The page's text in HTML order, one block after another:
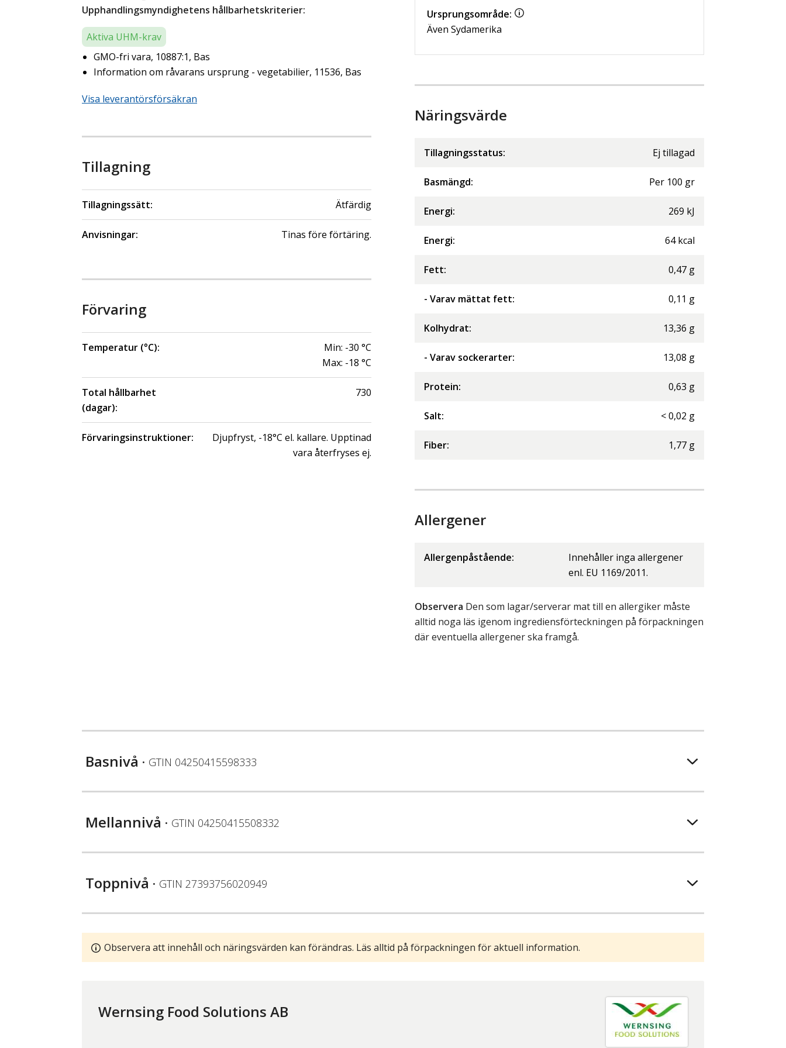
Upphandlingsmyndighetens hållbarhetskriterier:
Aktiva UHM-krav
GMO-fri vara, 10887:1, Bas
Information om råvarans ursprung - vegetabilier, 11536, Bas
Visa leverantörsförsäkran
Tillagning
Tillagningssätt: Ätfärdig
Anvisningar: Tinas före förtäring.
Förvaring
Temperatur (°C): Min: -30 °C
Max: -18 °C
Total hållbarhet
(dagar):
730
Förvaringsinstruktioner:
Djupfryst, -18°C el. kallare. Upptinad
vara återfryses ej.
Ursprungsområde:
Även Sydamerika
Näringsvärde
Tillagningsstatus: Ej tillagad
Basmängd: Per 100 gr
Energi: 269 kJ
Energi: 64 kcal
Fett: 0,47 g
- Varav mättat fett: 0,11 g
Kolhydrat: 13,36 g
- Varav sockerarter: 13,08 g
Protein: 0,63 g
Salt: <0,02 g
Fiber: 1,77 g
Allergener
Allergenpåstående:
Innehåller inga allergener
enl. EU 1169/2011.
Observera Den som lagar/serverar mat till en allergiker måste
alltid noga läs igenom ingrediensförteckningen på förpackningen
där eventuella allergener ska framgå.
Basnivå • GTIN 04250415598333
Mellannivå • GTIN 04250415508332
Toppnivå • GTIN 27393756020949
Observera att innehåll och näringsvärden kan förändras. Läs alltid på förpackningen för aktuell information.
Wernsing Food Solutions AB